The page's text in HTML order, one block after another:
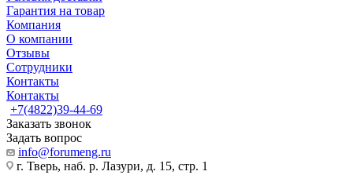
Гарантия на товар
Компания
О компании
Отзывы
Сотрудники
Контакты
Контакты
+7(4822)39-44-69
Заказать звонок
Задать вопрос
info@forumeng.ru
г. Тверь, наб. р. Лазури, д. 15, стр. 1